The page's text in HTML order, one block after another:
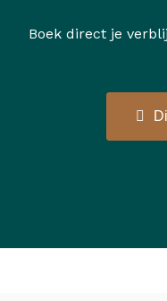
Boek direct je